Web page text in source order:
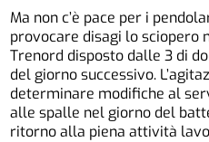
Ma non c’è pace per i
provocare disagi lo sciopero
Trenord disposto dalle 3 di
del giorno successivo.
determinare modifiche al
alle spalle nel giorno del
ritorno alla piena attività